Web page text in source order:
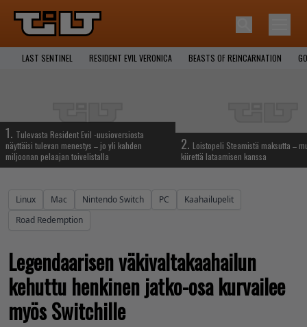
LAST SENTINEL RESIDENT EVIL VERONICA BEASTS OF REINCARNATION
1. Tulevasta Resident Evil -uusioversiosta
näyttäisi tulevan menestys – jo yli kahden
miljoonan pelaajan toivelistalla
2. Loistopeli Steamistä maksutta –
kiirettä lataamisen kanssa
Linux Mac Nintendo Switch PC
Kaahailupelit
Road Redemption
Legendaarisen väkivaltakaahailun
kehuttu henkinen jatko-osa kurvailee
myös Switchille